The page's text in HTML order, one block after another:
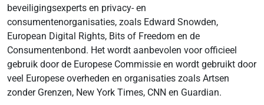
beveiligingsexperts en privacy- en
consumentenorganisaties, zoals Edward Snowden,
European Digital Rights, Bits of Freedom en de
Consumentenbond. Het wordt aanbevolen voor officieel
gebruik door de Europese Commissie en wordt gebruikt door
veel Europese overheden en organisaties zoals Artsen
zonder Grenzen, New York Times, CNN en Guardian.